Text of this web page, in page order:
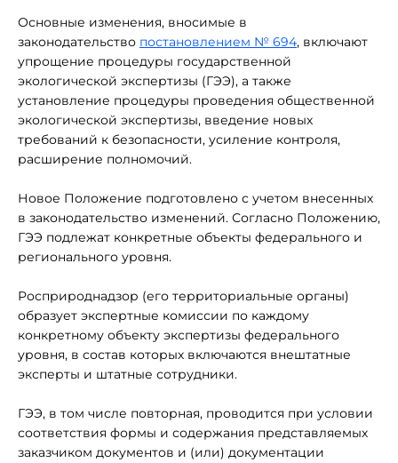
Основные изменения, вносимые в
законодательство постановлением № 694, включают
упрощение процедуры государственной
экологической экспертизы (ГЭЭ), а также
установление процедуры проведения общественной
экологической экспертизы, введение новых
требований к безопасности, усиление контроля,
расширение полномочий.
Новое Положение подготовлено с учетом внесенных
в законодательство изменений. Согласно Положению,
ГЭЭ подлежат конкретные объекты федерального и
регионального уровня.
Росприроднадзор (его территориальные органы)
образует экспертные комиссии по каждому
конкретному объекту экспертизы федерального
уровня, в состав которых включаются внештатные
эксперты и штатные сотрудники.
ГЭЭ, в том числе повторная, проводится при условии
соответствия формы и содержания представляемых
заказчиком документов и (или) документации